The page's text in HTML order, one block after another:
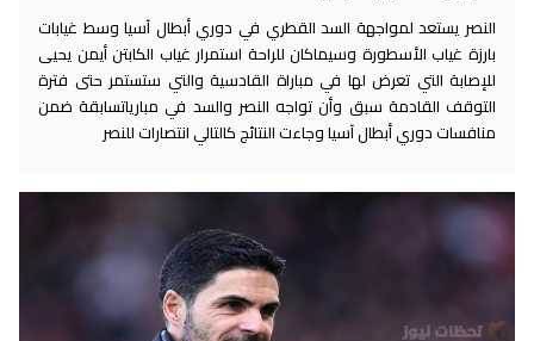
النصر يستعد لمواجهة السد القطري في دوري أبطال آسيا وسط غيابات
بارزة غياب الأسطورة وسيماكان للراحة استمرار غياب الكابتن أيمن يحيى
للإصابة التي تعرض لها في مباراة القادسية والتي ستستمر حتى فترة
التوقف القادمة سبق وأن تواجه النصر والسد في مبارياتسابقة ضمن
منافسات دوري أبطال آسيا وجاءت النتائج كالتالي انتصارات للنصر